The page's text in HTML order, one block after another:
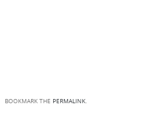
BOOKMARK THE PERMALINK.